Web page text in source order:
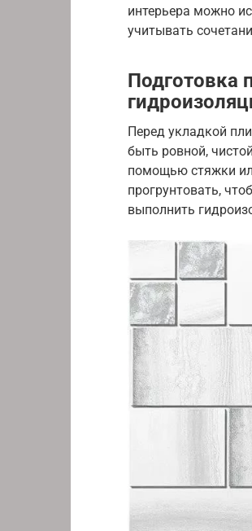
интерьера можно
учитывать
Подготовка
Перед укладкой
быть ровной,
помощью стяжки
прогрунтовать,
выполнить